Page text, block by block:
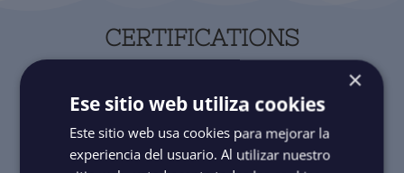
CERTIFICATIONS
Première entreprise du secteur à obtenir le certificat ISO
9001:2015
×
Ese sitio web utiliza cookies
Este sitio web usa cookies para mejorar la
experiencia del usuario. Al utilizar nuestro